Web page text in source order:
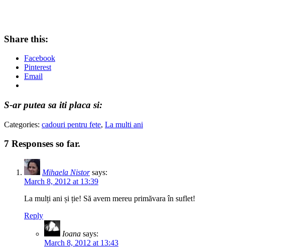
Share this:
Facebook
Pinterest
Email
S-ar putea sa iti placa si:
Categories: cadouri pentru fete, La multi ani
7 Responses so far.
Mihaela Nistor says:
March 8, 2012 at 13:39
La mulți ani și ție! Să avem mereu primăvara în suflet!
Reply
Ioana says:
March 8, 2012 at 13:43